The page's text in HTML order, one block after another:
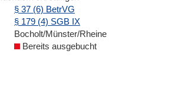
§ 37 (6) BetrVG
§ 179 (4) SGB IX
Bocholt/Münster/Rheine
Bereits ausgebucht